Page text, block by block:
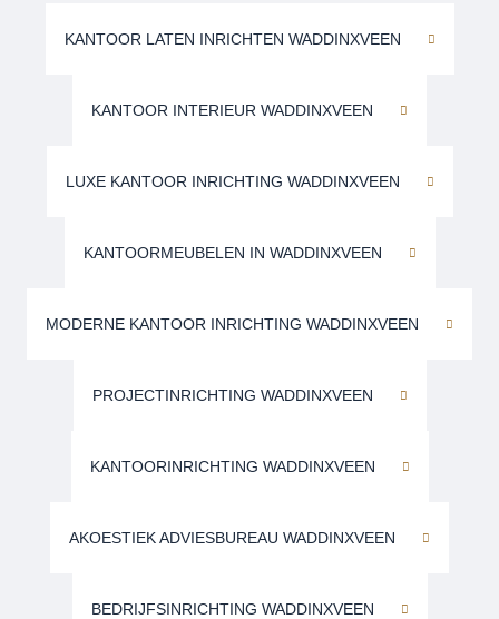
KANTOOR LATEN INRICHTEN WADDINXVEEN
KANTOOR INTERIEUR WADDINXVEEN
LUXE KANTOOR INRICHTING WADDINXVEEN
KANTOORMEUBELEN IN WADDINXVEEN
MODERNE KANTOOR INRICHTING WADDINXVEEN
PROJECTINRICHTING WADDINXVEEN
KANTOORINRICHTING WADDINXVEEN
AKOESTIEK ADVIESBUREAU WADDINXVEEN
BEDRIJFSINRICHTING WADDINXVEEN